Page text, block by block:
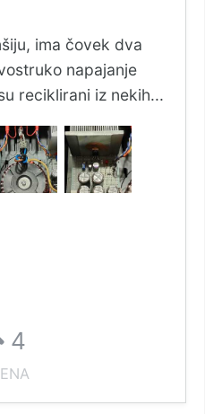
ima čovek dva
napajanje
reciklirani iz nekih...
4